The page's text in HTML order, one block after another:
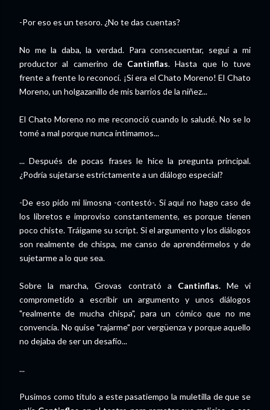
-Por eso es un tesoro. ¿No te das cuentas?
No me la daba, la verdad. Para consecuentar, seguí a mi
productor al camerino de Cantinflas. Hasta que lo tuve
frente a frente lo reconocí. ¡Si era el Chato Moreno! El Chato
Moreno, un holgazanillo de mis barrios de la niñez...
El Chato Moreno no me reconoció cuando lo saludé. No se lo
tomé a mal porque nunca intimamos...
... Después de pocas frases le hice la pregunta principal.
¿Podría sujetarse estrictamente a un diálogo especial?
-De eso pido mi limosna -contestó-. Si aquí no hago caso de
los libretos e improviso constantemente, es porque tienen
poco chiste. Tráigame su script. Si el argumento y los diálogos
son realmente de chispa, me canso de aprendérmelos y de
sujetarme a lo que sea.
Sobre la marcha, Grovas contrató a Cantinflas.Me vi
comprometido a escribir un argumento y unos diálogos
"realmente de mucha chispa", para un cómico que no me
convencía. No quise "rajarme" por vergüenza y porque aquello
no dejaba de ser un desafío...
...
Pusimos como título a este pasatiempo la muletilla de que se